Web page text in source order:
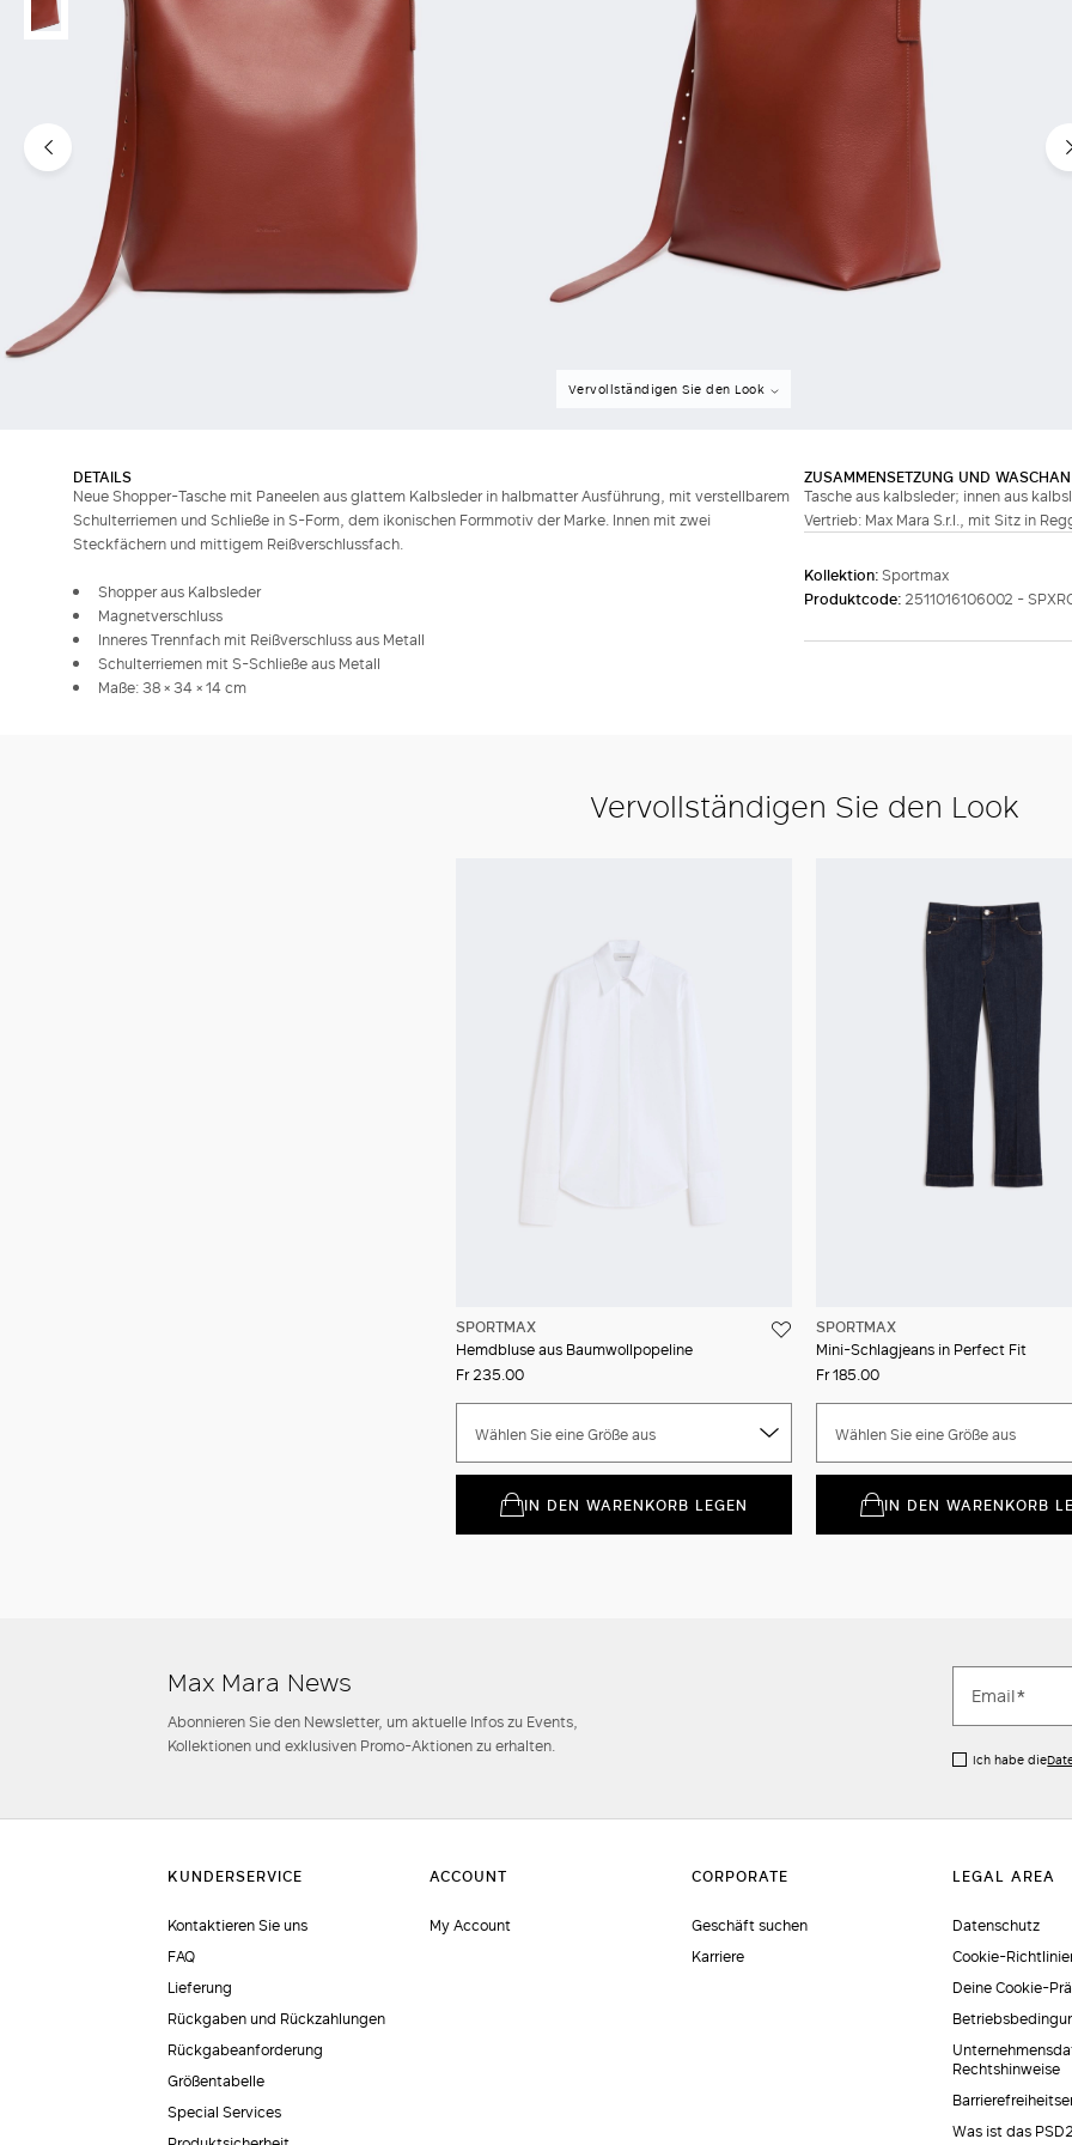
Vervollständigen Sie den Look
DETAILS
Neue Shopper-Tasche mit Paneelen aus glattem Kalbsleder in halbmatter Ausführung, mit verstellbarem
Schulterriemen und Schließe in S-Form, dem ikonischen Formmotiv der Marke. Innen mit zwei
Steckfächern und mittigem Reißverschlussfach.
Shopper aus Kalbsleder
Magnetverschluss
Inneres Trennfach mit Reißverschluss aus Metall
Schulterriemen mit S-Schließe aus Metall
Maße: 38 × 34 × 14 cm
ZUSAMMENSETZUNG UND
Tasche aus kalbsleder; innen aus
Vertrieb: Max Mara S.r.l., mit Sitz in
Kollektion:Sportmax
Produktcode: 2511016106002 -
Vervollständigen Sie den Look
SPORTMAX
Hemdbluse aus Baumwollpopeline
Fr 235.00
Wählen Sie eine Größe aus
IN DEN WARENKORB LEGEN
SPORTMAX
Mini-Schlagjeans in Perfect Fit
Fr 185.00
Wählen Sie eine Größe aus
IN DEN WARENKORB
Max Mara News
Abonnieren Sie den Newsletter, um aktuelle Infos zu Events,
Kollektionen und exklusiven Promo-Aktionen zu erhalten.
Ich habe die
Kontaktieren Sie uns
FAQ
Lieferung
Rückgaben und Rückzahlungen
Rückgabeanforderung
Größentabelle
Special Services
My Account
Geschäft suchen
Karriere
Datenschutz
Cookie-
Deine Cookie-
Rechtshinweise
Was ist das